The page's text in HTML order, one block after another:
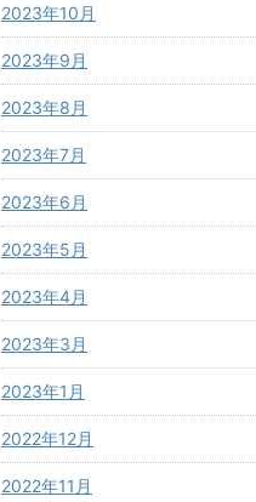
2023年10月
2023年9月
2023年8月
2023年7月
2023年6月
2023年5月
2023年4月
2023年3月
2023年1月
2022年12月
2022年11月